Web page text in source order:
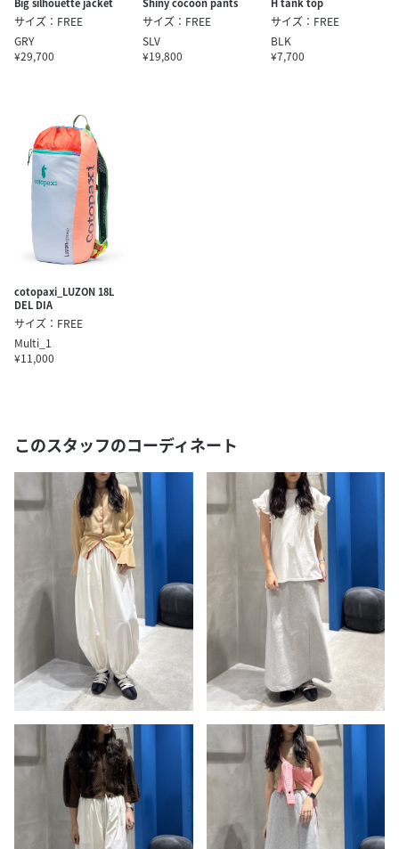
Big silhouette jacket
サイズ：FREE
GRY
¥29,700
Shiny cocoon pants
サイズ：FREE
SLV
¥19,800
H tank top
サイズ：FREE
BLK
¥7,700
cotopaxi_LUZON 18L
DEL DIA
サイズ：FREE
Multi_1
¥11,000
このスタッフのコーディネート